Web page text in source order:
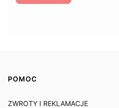
Linki w stopce
POMOC
ZWROTY I REKLAMACJE